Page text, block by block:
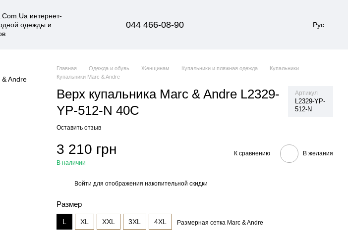
044 466-08-90 Рус
Главная Одежда и обувь Женщинам Купальники и пляжная одежда
Купальники
Купальники Marc & Andre
Верх купальника Marc & Andre L2329-
YP-512-N 40C
Артикул
L2329-YP-
512-N
Оставить отзыв
3 210 грн
В наличии
К сравнению В желания
Войти для отображения накопительной скидки
Размер
L XL XXL 3XL 4XL Размерная сетка Marc & Andre